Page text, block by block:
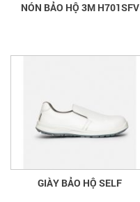
NÓN BẢO HỘ 3M H701SFV
GIÀY BẢO HỘ SELF